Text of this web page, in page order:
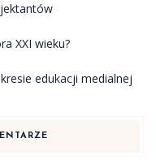
XXI wieku?
edukacji medialnej